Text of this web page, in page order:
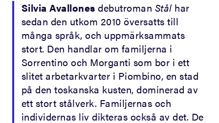
Silvia Avallones debutroman Stål har
sedan den utkom 2010 översatts till
många språk, och uppmärksammats
stort. Den handlar om familjerna i
Sorrentino och Morganti som bor i ett
slitet arbetarkvarter i Piombino, en stad
på den toskanska kusten, dominerad av
ett stort stålverk. Familjernas och
individernas liv dikteras också av det. De